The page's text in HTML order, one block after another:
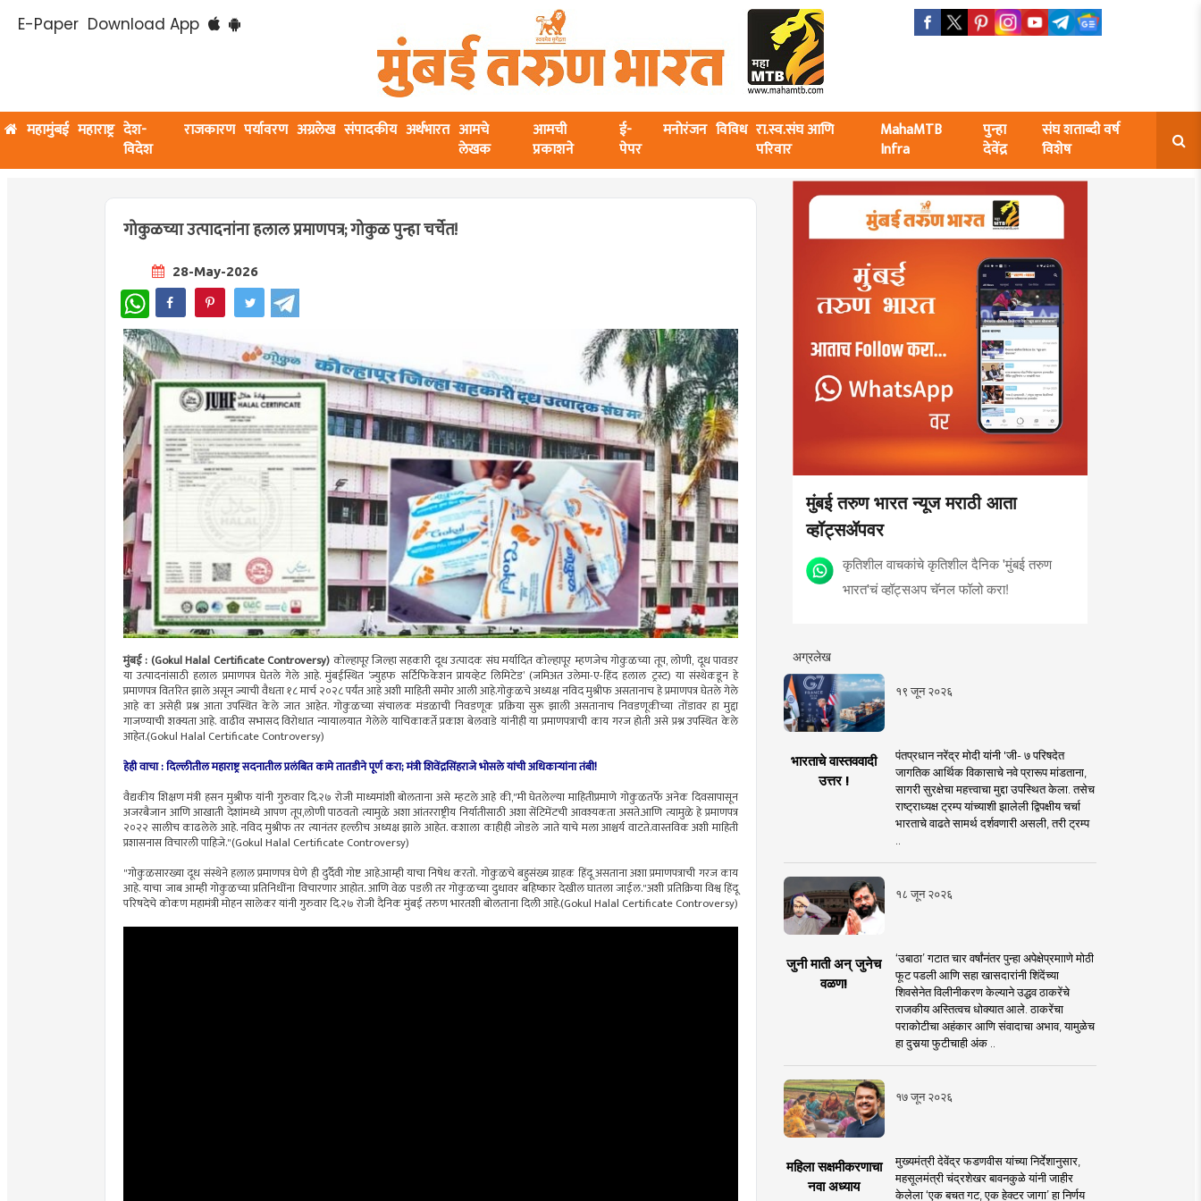
E-Paper Download App
महामुंबई महाराष्ट्र देश-
विदेश
राजकारण पर्यावरण अग्रलेख संपादकीय अर्थभारत आमचे
लेखक
आमची
प्रकाशने
ई-
पेपर
मनोरंजन विविध रा.स्व.संघ आणि
परिवार
MahaMTB
Infra
पुन्हा
देवेंद्र
संघ शताब्दी वर्ष
विशेष
गोकुळच्या उत्पादनांना हलाल प्रमाणपत्र; गोकुळ पुन्हा चर्चेत!
28-May-2026
WhatsApp
मुंबई : (Gokul Halal Certificate Controversy)कोल्हापूर जिल्हा सहकारी दूध उत्पादक संघ मर्यादित कोल्हापूर म्हणजेच गोकुळच्या तूप, लोणी, दूध पावडर
या उत्पादनांसाठी हलाल प्रमाणपत्र घेतले गेले आहे. मुंबईस्थित ‘ज्युहफ सर्टिफिकेशन प्रायव्हेट लिमिटेड’ (जमिअत उलेमा-ए-हिंद हलाल ट्रस्ट) या संस्थेकडून हे
प्रमाणपत्र वितरित झाले असून ज्याची वैधता १८ मार्च २०२८ पर्यंत आहे अशी माहिती समोर आली आहे.गोकुळचे अध्यक्ष नविद मुश्रीफ असतानाच हे प्रमाणपत्र घेतले गेले
आहे का असेही प्रश्न आता उपस्थित केले जात आहेत. गोकुळच्या संचालक मंडळाची निवडणूक प्रक्रिया सुरू झाली असतानाच निवडणूकीच्या तोंडावर हा मुद्दा
गाजण्याची शक्यता आहे. वाढीव सभासद विरोधात न्यायालयात गेलेले याचिकाकर्ते प्रकाश बेलवाडे यांनीही या प्रमाणपत्राची काय गरज होती असे प्रश्न उपस्थित केले
आहेत.(Gokul Halal Certificate Controversy)
हेही वाचा : दिल्लीतील महाराष्ट्र सदनातील प्रलंबित कामे तातडीने पूर्ण करा; मंत्री शिवेंद्रसिंहराजे भोसले यांची अधिकाऱ्यांना तंबी!
वैद्यकीय शिक्षण मंत्री हसन मुश्रीफ यांनी गुरुवार दि.२७ रोजी माध्यमांशी बोलताना असे म्हटले आहे की,"मी घेतलेल्या माहितीप्रमाणे गोकुळतर्फे अनेक दिवसापासून
अजरबैजान आणि आखाती देशांमध्ये आपण तूप,लोणी पाठवतो त्यामुळे अशा आंतरराष्ट्रीय निर्यातीसाठी अशा सेंटिमेंटची आवश्यकता असते.आणि त्यामुळे हे प्रमाणपत्र
२०२२ सालीच काढलेले आहे. नविद मुश्रीफ तर त्यानंतर हल्लीच अध्यक्ष झाले आहेत. कशाला काहीही जोडले जाते याचे मला आश्चर्य वाटते.वास्तविक अशी माहिती
प्रशासनास विचारली पाहिजे."(Gokul Halal Certificate Controversy)
"गोकुळसारख्या दूध संस्थेने हलाल प्रमाणपत्र घेणे ही दुर्दैवी गोष्ट आहे.आम्ही याचा निषेध करतो. गोकुळचे बहुसंख्य ग्राहक हिंदू असताना अशा प्रमाणपत्राची गरज काय
आहे. याचा जाब आम्ही गोकुळच्या प्रतिनिधींना विचारणार आहोत. आणि वेळ पडली तर गोकुळच्या दुधावर बहिष्कार देखील घातला जाईल."अशी प्रतिक्रिया विश्व हिंदू
परिषदेचे कोकण महामंत्री मोहन सालेकर यांनी गुरुवार दि.२७ रोजी दैनिक मुंबई तरुण भारतशी बोलताना दिली आहे.(Gokul Halal Certificate Controversy)
मुंबई तरुण भारत न्यूज मराठी आता
व्हॉट्सॲपवर
कृतिशील वाचकांचे कृतिशील दैनिक 'मुंबई तरुण
भारत'चं व्हॉट्सअप चॅनल फॉलो करा!
अग्रलेख
१९ जून २०२६
भारताचे वास्तववादी
उत्तर !
पंतप्रधान नरेंद्र मोदी यांनी 'जी- ७ परिषदेत
जागतिक आर्थिक विकासाचे नवे प्रारूप मांडताना,
सागरी सुरक्षेचा महत्त्वाचा मुद्दा उपस्थित केला. तसेच
राष्ट्राध्यक्ष ट्रम्प यांच्याशी झालेली द्विपक्षीय चर्चा
भारताचे वाढते सामर्थ दर्शवणारी असली, तरी ट्रम्प
१८ जून २०२६
जुनी माती अन् जुनेच
वळण!
‘उबाठा’ गटात चार वर्षांनंतर पुन्हा अपेक्षेप्रमााणे मोठी
फूट पडली आणि सहा खासदारांनी शिंदेंच्या
शिवसेनेत विलीनीकरण केल्याने उद्धव ठाकरेंचे
राजकीय अस्तित्वच धोक्यात आले. ठाकरेंचा
पराकोटीचा अहंकार आणि संवादाचा अभाव, यामुळेच
हा दुसर्‍या फुटीचाही अंक ..
१७ जून २०२६
महिला सक्षमीकरणाचा
नवा अध्याय
मुख्यमंत्री देवेंद्र फडणवीस यांच्या निर्देशानुसार,
महसूलमंत्री चंद्रशेखर बावनकुळे यांनी जाहीर
केलेला ‘एक बचत गट, एक हेक्टर जागा’ हा निर्णय